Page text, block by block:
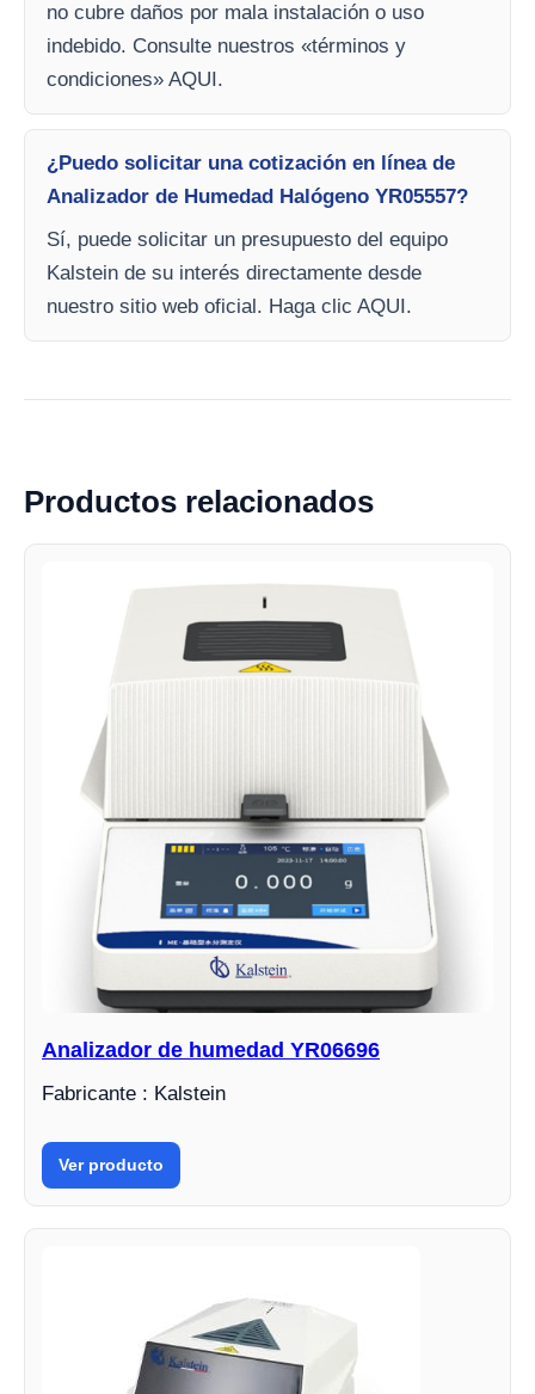
no cubre daños por mala instalación o uso
indebido. Consulte nuestros «términos y
condiciones» AQUI.
¿Puedo solicitar una cotización en línea de
Analizador de Humedad Halógeno YR05557?
Sí, puede solicitar un presupuesto del equipo
Kalstein de su interés directamente desde
nuestro sitio web oficial. Haga clic AQUI.
Productos relacionados
Analizador de humedad YR06696
Fabricante : Kalstein
Ver producto